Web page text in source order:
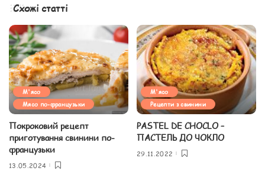
Схожі статті
М'ясо
Мясо по-французьки
Покроковий рецепт
приготування свинини по-
французьки
13.05.2024
М'ясо
Рецепти з свинини
PASTEL DE CHOCLO –
ПАСТЕЛЬ ДО ЧОКЛО
29.11.2022